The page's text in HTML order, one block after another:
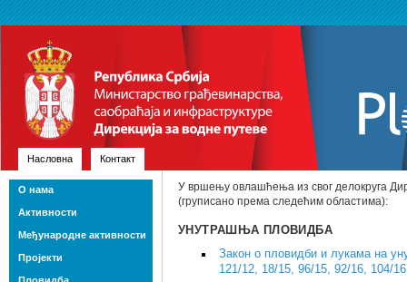
Насловна Контакт
У вршењу овлашћења из свог делокруга
(груписано према следећим областима):
УНУТРАШЊА ПЛОВИДБА
Закон о пловидби и лукама на
121/12, 18/15, 96/15, 92/16, 104/
О нама
Активности
Међународне активности
Пројекти